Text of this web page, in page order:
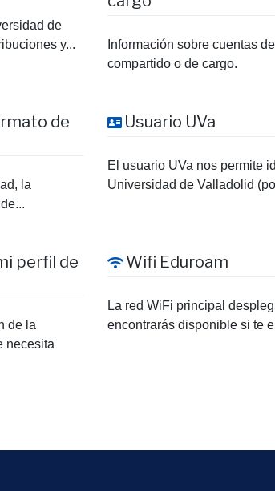
de
y...
Información sobre cuentas
compartido o de cargo.
de
la
Usuario UVa
El usuario UVa nos permite
Universidad de Valladolid
perfil de
de la
necesita
Wifi Eduroam
La red WiFi principal
encontrarás disponible si te